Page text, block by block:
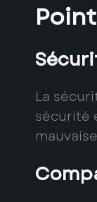
La
sécurité